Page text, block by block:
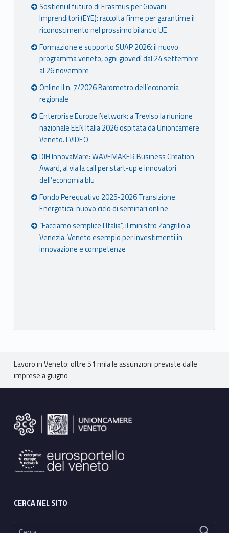
Sostieni il futuro di Erasmus per Giovani
Imprenditori (EYE): raccolta firme per garantirne il
riconoscimento nel prossimo bilancio UE
Formazione e supporto SUAP 2026: il nuovo
programma veneto, ogni giovedì dal 24 settembre
al 26 novembre
Online il n. 7/2026 Barometro dell’economia
regionale
Enterprise Europe Network: a Treviso la riunione
nazionale EEN Italia 2026 ospitata da Unioncamere
Veneto. I VIDEO
DIH InnovaMare: WAVEMAKER Business Creation
Award, al via la call per start-up e innovatori
dell’economia blu
Fondo Perequativo 2025-2026 Transizione
Energetica: nuovo ciclo di seminari online
“Facciamo semplice l’Italia”, il ministro Zangrillo a
Venezia. Veneto esempio per investimenti in
innovazione e competenze
Breadcrumbs navigation
Lavoro in Veneto: oltre 51 mila le assunzioni previste dalle
imprese a giugno
CERCA NEL SITO
Ricerca per: